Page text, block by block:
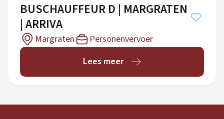
BUSCHAUFFEUR D | MARGRATEN
| ARRIVA
Margraten
Personenvervoer
Lees meer